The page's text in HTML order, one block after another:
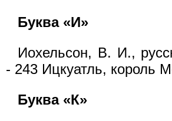
Буква «И»
Иохельсон, В. И.,
- 243 Ицкуатль, король
Буква «К»